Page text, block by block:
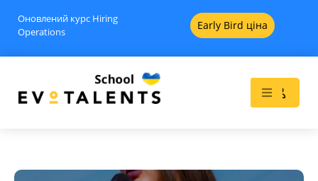
Оновлений курс Hiring
Operations
Early Bird ціна